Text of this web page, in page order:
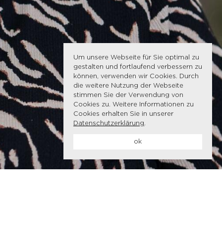
Um unsere Webseite für Sie optimal zu
gestalten und fortlaufend verbessern zu
können, verwenden wir Cookies. Durch
die weitere Nutzung der Webseite
stimmen Sie der Verwendung von
Cookies zu. Weitere Informationen zu
Cookies erhalten Sie in unserer
Datenschutzerklärung.
ok